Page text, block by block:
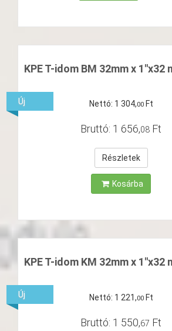
KPE T-idom BM 32mm x 1"x32
Nettó: 1 304,00 Ft
Bruttó: 1 656,08 Ft
Részletek
Kosárba
Új
KPE T-idom KM 32mm x 1"x32
Nettó: 1 221,00 Ft
Bruttó: 1 550,67 Ft
Új